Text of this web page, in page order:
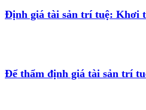
Định giá tài sản trí tuệ: Khơi
Để thẩm định giá tài sản trí